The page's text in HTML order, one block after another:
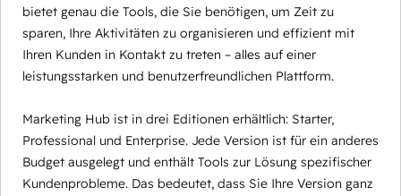
bietet genau die Tools, die Sie benötigen, um Zeit zu
sparen, Ihre Aktivitäten zu organisieren und effizient mit
Ihren Kunden in Kontakt zu treten – alles auf einer
leistungsstarken und benutzerfreundlichen Plattform.
Marketing Hub ist in drei Editionen erhältlich: Starter,
Professional und Enterprise. Jede Version ist für ein anderes
Budget ausgelegt und enthält Tools zur Lösung spezifischer
Kundenprobleme. Das bedeutet, dass Sie Ihre Version ganz